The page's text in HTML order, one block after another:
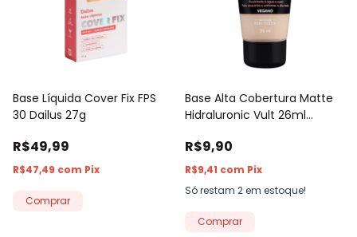
Base Líquida Cover Fix FPS
30 Dailus 27g
R$49,99
R$47,49 com Pix
Comprar
Base Alta Cobertura Matte
Hidraluronic Vult 26ml
R$9,90
R$9,41 com Pix
Só restam 2em estoque!
Comprar